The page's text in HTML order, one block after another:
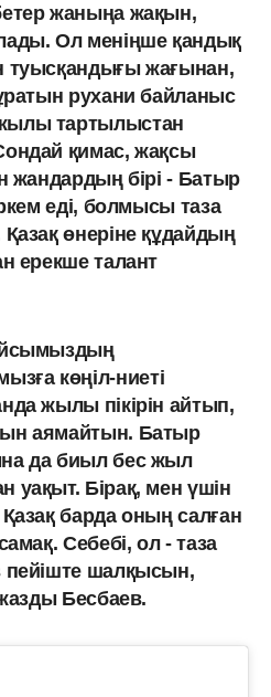
жаныңа жақын,
Ол меніңше қандық
туысқандығы жағынан,
рухани байланыс
тартылыстан
қимас, жақсы
жандардың бірі - Батыр
еді, болмысы таза
Қазақ өнеріне құдайдың
ерекше талант
көңіл-ниеті
жылы пікірін айтып,
аямайтын. Батыр
да биыл бес жыл
уақыт. Бірақ, мен үшін
Қазақ барда оның салған
. Себебі, ол - таза
пейіште шалқысын,
Бесбаев.